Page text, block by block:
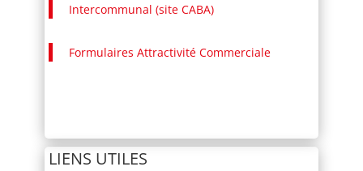
Intercommunal (site CABA)
Formulaires Attractivité Commerciale
LIENS UTILES